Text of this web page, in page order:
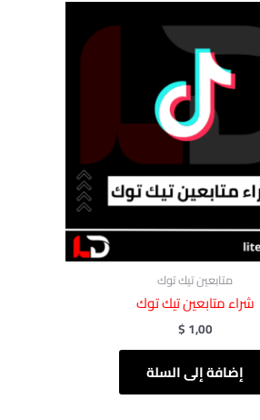
متابعين تيك توك
شراء متابعين تيك توك
$1,00
إضافة إلى السلة